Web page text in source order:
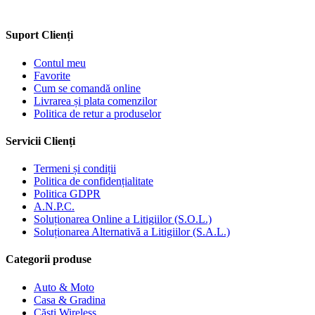
Suport Clienți
Contul meu
Favorite
Cum se comandă online
Livrarea și plata comenzilor
Politica de retur a produselor
Servicii Clienți
Termeni și condiții
Politica de confidențialitate
Politica GDPR
A.N.P.C.
Soluționarea Online a Litigiilor (S.O.L.)
Soluționarea Alternativă a Litigiilor (S.A.L.)
Categorii produse
Auto & Moto
Casa & Gradina
Căști Wireless